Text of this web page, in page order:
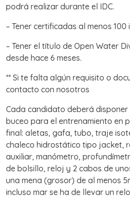
podrá realizar durante el IDC.
– Tener certificadas al menos 100
– Tener el título de Open Water
desde hace 6 meses.
** Si te falta algún requisito o
contacto con nosotros
Cada candidato deberá
buceo para el entrenamiento en
final: aletas, gafa, tubo, traje
chaleco hidrostático tipo jacket,
auxiliar, manómetro,
de bolsillo, reloj y 2 cabos de
una mena (grosor) de al menos
incluso mar se ha de llevar un